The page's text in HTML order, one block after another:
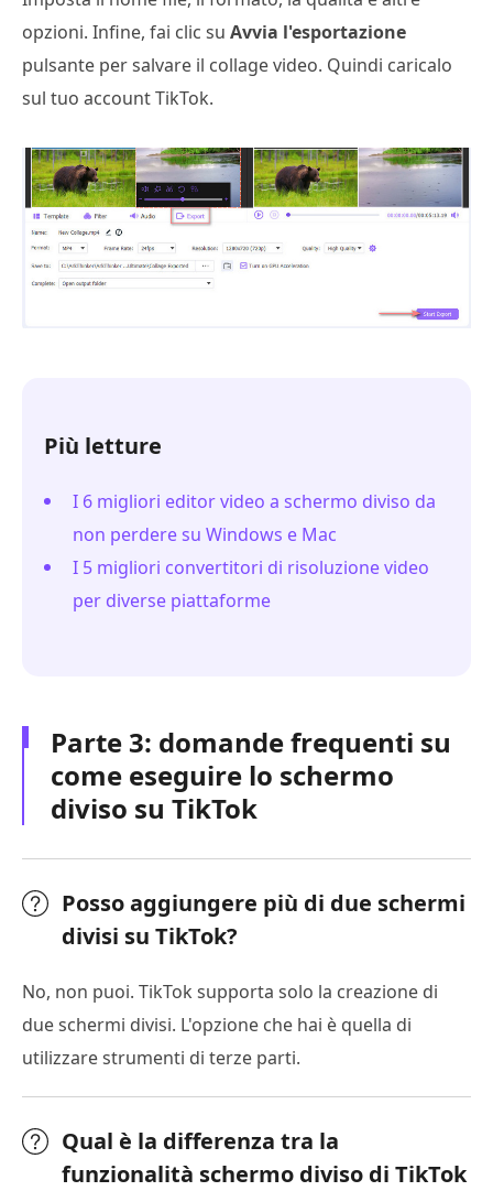
opzioni. Infine, fai clic su Avvia l'esportazione
pulsante per salvare il collage video. Quindi caricalo
sul tuo account TikTok.
Più letture
I 6 migliori editor video a schermo diviso da
non perdere su Windows e Mac
I 5 migliori convertitori di risoluzione video
per diverse piattaforme
Parte 3: domande frequenti su
come eseguire lo schermo
diviso su TikTok
Posso aggiungere più di due schermi
divisi su TikTok?
No, non puoi. TikTok supporta solo la creazione di
due schermi divisi. L'opzione che hai è quella di
utilizzare strumenti di terze parti.
Qual è la differenza tra la
funzionalità schermo diviso di TikTok